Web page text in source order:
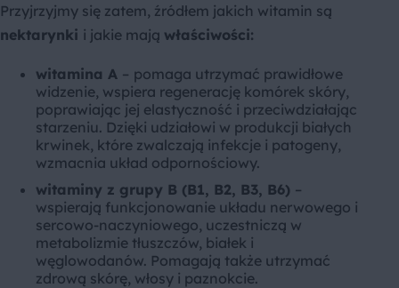
Przyjrzyjmy się zatem, źródłem jakich witamin są
nektarynki i jakie mają właściwości:
witamina A – pomaga utrzymać prawidłowe
widzenie, wspiera regenerację komórek skóry,
poprawiając jej elastyczność i przeciwdziałając
starzeniu. Dzięki udziałowi w produkcji białych
krwinek, które zwalczają infekcje i patogeny,
wzmacnia układ odpornościowy.
witaminy z grupy B (B1, B2, B3, B6) –
wspierają funkcjonowanie układu nerwowego i
sercowo-naczyniowego, uczestniczą w
metabolizmie tłuszczów, białek i
węglowodanów. Pomagają także utrzymać
zdrową skórę, włosy i paznokcie.